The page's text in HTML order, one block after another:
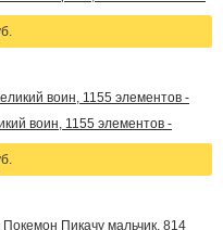
воин, 1155 элементов -